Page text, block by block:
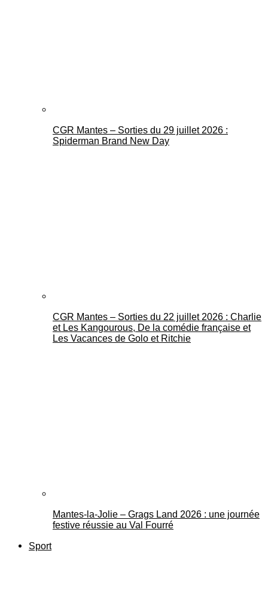
CGR Mantes – Sorties du 29 juillet 2026 :
Spiderman Brand New Day
CGR Mantes – Sorties du 22 juillet 2026 : Charlie
et Les Kangourous, De la comédie française et
Les Vacances de Golo et Ritchie
Mantes-la-Jolie – Grags Land 2026 : une journée
festive réussie au Val Fourré
Sport